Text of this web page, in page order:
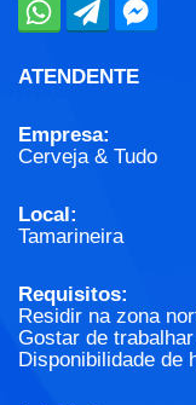
ATENDENTE
Empresa:
Cerveja & Tudo
Local:
Tamarineira
Requisitos:
Residir na zona
Gostar de
Disponibilidade de